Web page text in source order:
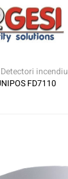
Detectori incendiu
FD7110